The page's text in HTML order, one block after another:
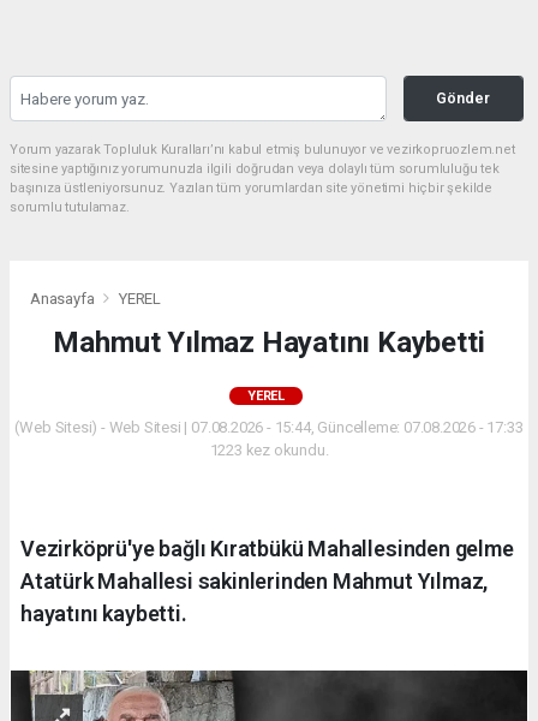
Gönder
Yorum yazarak Topluluk Kuralları’nı kabul etmiş bulunuyor ve vezirkopruozlem.net
sitesine yaptığınız yorumunuzla ilgili doğrudan veya dolaylı tüm sorumluluğu tek
başınıza üstleniyorsunuz. Yazılan tüm yorumlardan site yönetimi hiçbir şekilde
sorumlu tutulamaz.
Anasayfa YEREL
Mahmut Yılmaz Hayatını Kaybetti
YEREL
(Web Sitesi) - Web Sitesi | 07.08.2026 - 15:44, Güncelleme: 07.08.2026 - 17:33
1223 kez okundu.
Vezirköprü'ye bağlı Kıratbükü Mahallesinden gelme
Atatürk Mahallesi sakinlerinden Mahmut Yılmaz,
hayatını kaybetti.